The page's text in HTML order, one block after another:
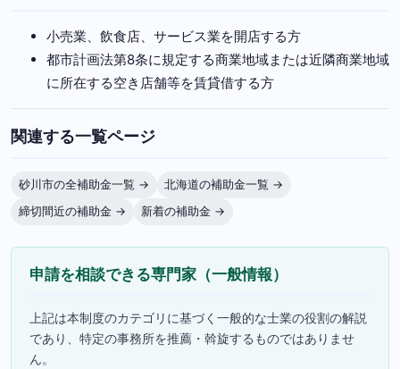
小売業、飲食店、サービス業を開店する方
都市計画法第8条に規定する商業地域または近隣商業地域
に所在する空き店舗等を賃貸借する方
関連する一覧ページ
砂川市の全補助金一覧 →
北海道の補助金一覧 →
締切間近の補助金 →
新着の補助金 →
申請を相談できる専門家（一般情報）
上記は本制度のカテゴリに基づく一般的な士業の役割の解説
であり、特定の事務所を推薦・斡旋するものではありませ
ん。